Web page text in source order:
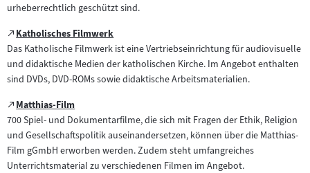
urheberrechtlich geschützt sind.
Zum
externen
Inhalt:
Katholisches Filmwerk
(öffnet
im
neuen
Tab)
Das Katholische Filmwerk ist eine Vertriebseinrichtung für audiovisuelle
und didaktische Medien der katholischen Kirche. Im Angebot enthalten
sind DVDs, DVD-ROMs sowie didaktische Arbeitsmaterialien.
Zum
externen
Inhalt:
Matthias-Film
(öffnet
im
neuen
Tab)
700 Spiel- und Dokumentarfilme, die sich mit Fragen der Ethik, Religion
und Gesellschaftspolitik auseinandersetzen, können über die Matthias-
Film gGmbH erworben werden. Zudem steht umfangreiches
Unterrichtsmaterial zu verschiedenen Filmen im Angebot.